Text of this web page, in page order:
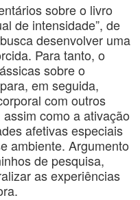
sobre o livro
de intensidade”, de
desenvolver uma
Para tanto, o
sobre o
em seguida,
com outros
como a ativação
afetivas especiais
ambiente. Argumento
de pesquisa,
as experiências